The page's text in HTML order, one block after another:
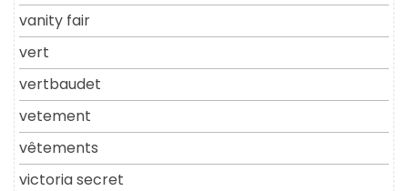
vanity fair
vert
vertbaudet
vetement
vêtements
victoria secret